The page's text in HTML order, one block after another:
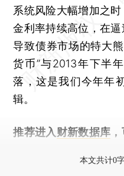
系统风险大幅增加之
金利率持续高位，在
导致债券市场的特大
货币”与2013年下半
落，这是我们今年年
辑。
推荐进入 财新数据库
本文共计0